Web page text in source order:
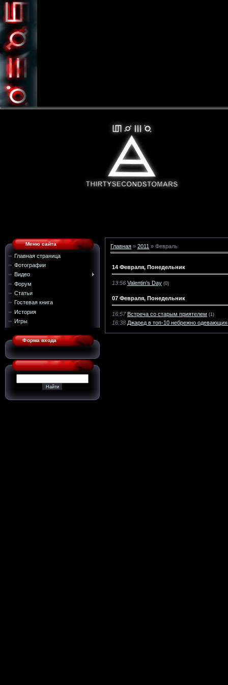
Меню сайта
Главная страница
Фотографии
Видео
Форум
Статьи
Гостевая книга
История
Игры
Форма входа
Главная » 2011 » Февраль
14 Февраля, Понедельник
13:56 Valentin's Day (0)
07 Февраля, Понедельник
16:57 Встреча со старым приятелем (1)
16:38 Джаред в топ-10 небрежно